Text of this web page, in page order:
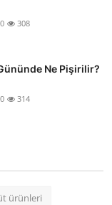
0 308
Ne Pişirilir?
0 314
ürünleri